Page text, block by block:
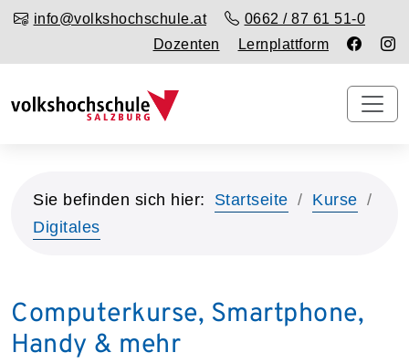
info@volkshochschule.at
0662 / 87 61 51-0
Dozenten
Lernplattform
Sie befinden sich hier: Startseite
Kurse
Digitales
Computerkurse, Smartphone,
Handy & mehr